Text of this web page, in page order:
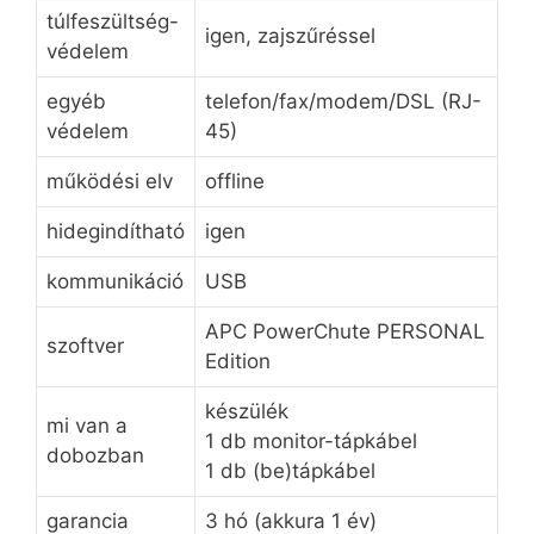
túlfeszültség-
védelem
igen, zajszűréssel
egyéb
védelem
telefon/fax/modem/DSL (RJ-
45)
működési elv offline
hidegindítható igen
kommunikáció USB
szoftver
APC PowerChute PERSONAL
Edition
mi van a
dobozban
készülék
1 db monitor-tápkábel
1 db (be)tápkábel
garancia 3 hó (akkura 1 év)